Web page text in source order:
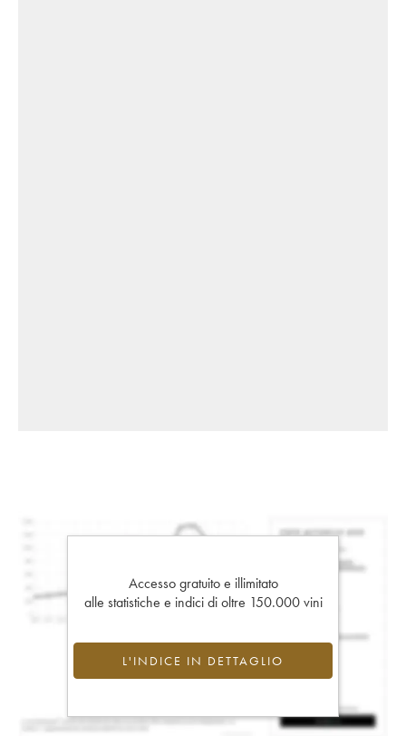
Accesso gratuito e illimitato
alle statistiche e indici di oltre 150.000 vini
L'INDICE IN DETTAGLIO